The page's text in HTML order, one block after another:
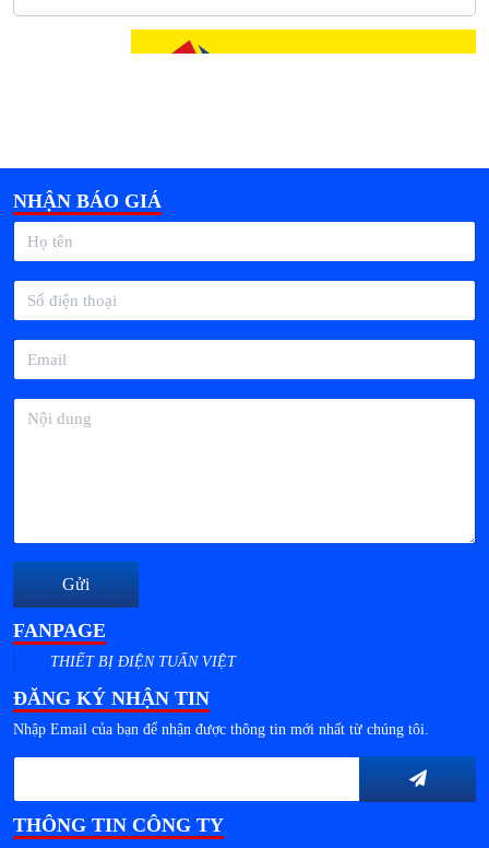
NHẬN BÁO GIÁ
Gửi
FANPAGE
THIẾT BỊ ĐIỆN TUẤN VIỆT
ĐĂNG KÝ NHẬN TIN
Nhập Email của bạn để nhận được thông tin mới nhất từ chúng tôi.
THÔNG TIN CÔNG TY